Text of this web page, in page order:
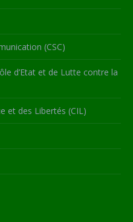
(CSC)
d’Etat et de Lutte contre la
et des Libertés (CIL)